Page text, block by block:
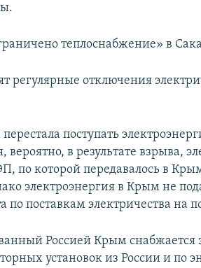
теплоснабжение» в
регулярные отключения
поступать
вероятно, в результате взрыва,
по которой передавалось в
электроэнергия в Крым не
по поставкам электричества на
Россией Крым снабжается
установок из России и по